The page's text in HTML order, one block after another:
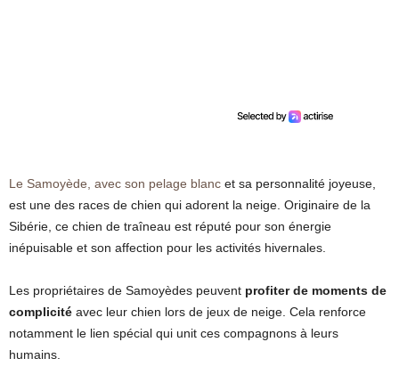
Le Samoyède, avec son pelage blanc et sa personnalité joyeuse,
est une des races de chien qui adorent la neige. Originaire de la
Sibérie, ce chien de traîneau est réputé pour son énergie
inépuisable et son affection pour les activités hivernales.
Les propriétaires de Samoyèdes peuvent profiter de moments de
complicité avec leur chien lors de jeux de neige. Cela renforce
notamment le lien spécial qui unit ces compagnons à leurs
humains.